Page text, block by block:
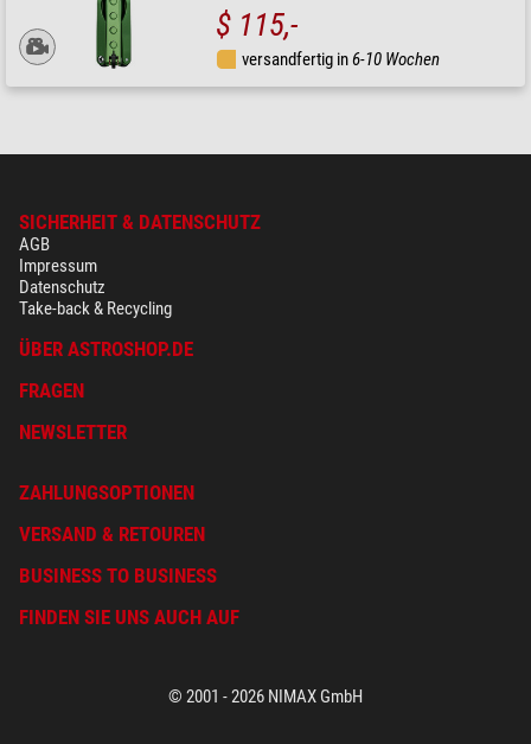
$ 115,-
versandfertig in6-10 Wochen
SICHERHEIT & DATENSCHUTZ
AGB
Impressum
Datenschutz
Take-back & Recycling
ÜBER ASTROSHOP.DE
FRAGEN
NEWSLETTER
ZAHLUNGSOPTIONEN
VERSAND & RETOUREN
BUSINESS TO BUSINESS
FINDEN SIE UNS AUCH AUF
© 2001 - 2026 NIMAX GmbH